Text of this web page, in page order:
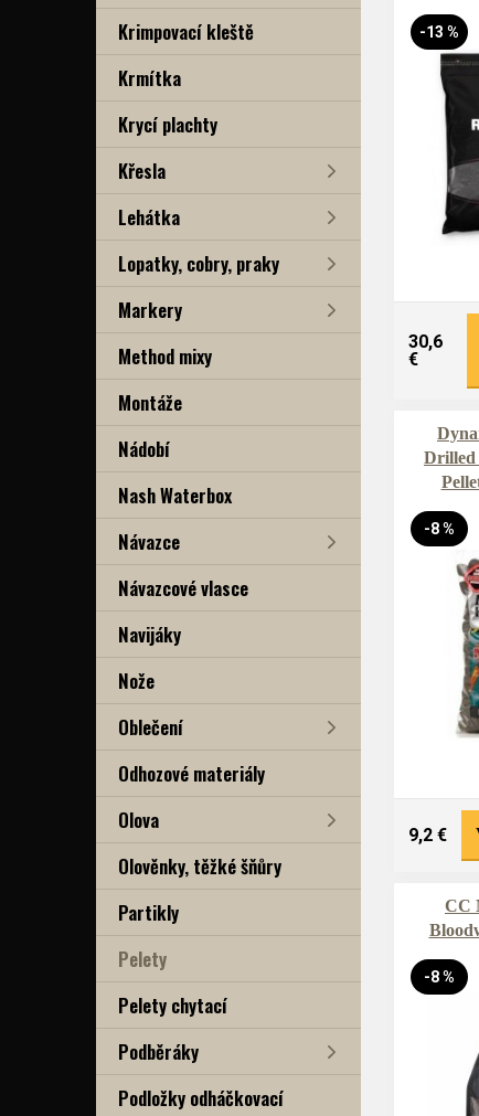
Krimpovací kleště
Krmítka
Krycí plachty
Křesla
Lehátka
Lopatky, cobry, praky
Markery
Method mixy
Montáže
Nádobí
Nash Waterbox
Návazce
Návazcové vlasce
Navijáky
Nože
Oblečení
Odhozové materiály
Olova
Olověnky, těžké šňůry
Partikly
Pelety
Pelety chytací
Podběráky
Podložky odháčkovací
-13 %
30,6
€
Drilled
-8 %
9,2 €
CC
-8 %